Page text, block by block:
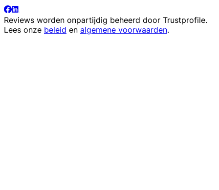
Reviews worden onpartijdig beheerd door Trustprofile.
Lees onze beleid en algemene voorwaarden.